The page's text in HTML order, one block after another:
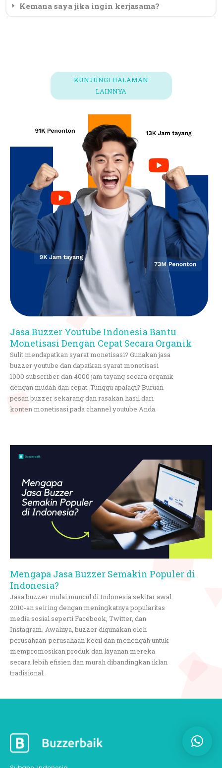
Kemana saya jika ingin kerjasama?
KUNJUNGI HALAMAN
LAINNYA
Jasa Buzzer Youtube Indonesia Bantu
Monetisasi Dengan Cepat Secara Organik
Sulit mendapatkan syarat monetisasi? Gunakan jasa
buzzer youtube dan dapatkan syarat monetisasi
1000 subscriber dan 4000 jam tayang secara organik
dengan mudah dan cepat. Tunggu apalagi? Buruan
pesan buzzer sekarang dan rasakan hasil dari
konten monetisasi pada channel youtube Anda.
Mengapa Jasa Buzzer Semakin Populer di
Indonesia?
Jasa buzzer mulai muncul di Indonesia sekitar awal
2010-an seiring dengan meningkatnya popularitas
media sosial seperti Facebook, Twitter, dan
Instagram. Awalnya, buzzer digunakan oleh
perusahaan-perusahaan kecil dan menengah untuk
mempromosikan produk dan layanan mereka
secara lebih efisien dan murah dibandingkan iklan
tradisional.